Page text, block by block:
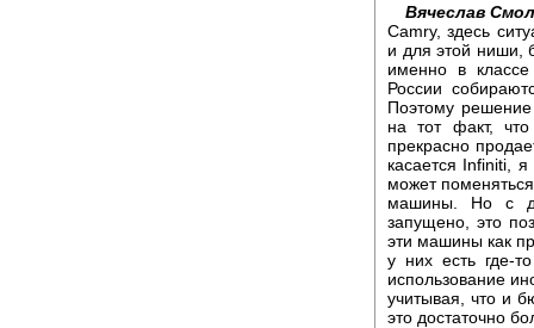
Вячеслав
Camry, здесь
и для этой ниши,
именно в
России
Поэтому
на тот факт, что
прекрасно
касается Infiniti,
может
машины. Но с
запущено, это
эти машины как
у них есть где-
использование
учитывая, что и
это достаточно